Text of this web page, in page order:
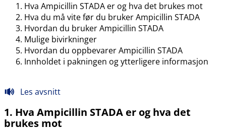
Hva Ampicillin STADA er og hva det brukes mot
Hva du må vite før du bruker Ampicillin STADA
Hvordan du bruker Ampicillin STADA
Mulige bivirkninger
Hvordan du oppbevarer Ampicillin STADA
Innholdet i pakningen og ytterligere informasjon
Les avsnitt
1. Hva Ampicillin STADA er og hva det
brukes mot